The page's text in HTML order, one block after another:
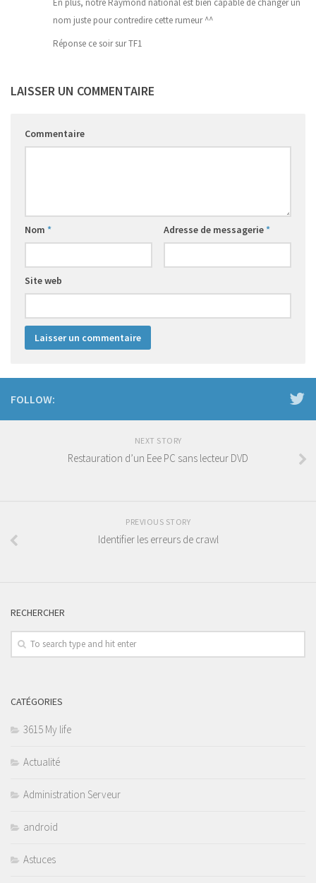
En plus, notre Raymond national est bien capable de changer un
nom juste pour contredire cette rumeur ^^
Réponse ce soir sur TF1
LAISSER UN COMMENTAIRE
Commentaire
Nom * Adresse de messagerie*
Site web
FOLLOW:
NEXT STORY
Restauration d’un Eee PC sans lecteur DVD
PREVIOUS STORY
Identifier les erreurs de crawl
RECHERCHER
CATÉGORIES
3615 My life
Actualité
Administration Serveur
android
Astuces